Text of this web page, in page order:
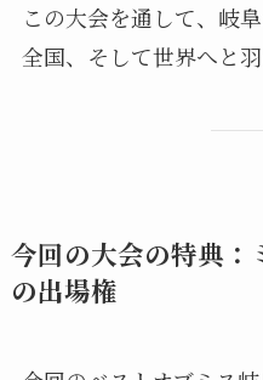
この大会を通して、岐
全国、そして世界へと羽
今回の大会の特典：
の出場権